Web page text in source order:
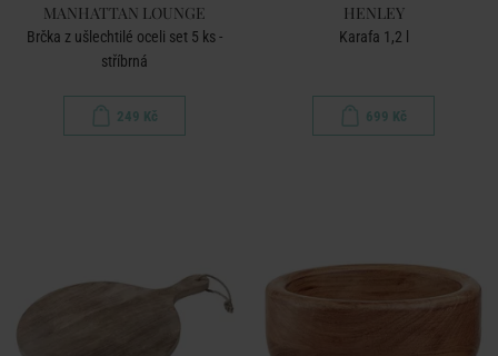
MANHATTAN LOUNGE
Brčka z ušlechtilé oceli set 5 ks -
stříbrná
249 Kč
HENLEY
Karafa 1,2 l
699 Kč